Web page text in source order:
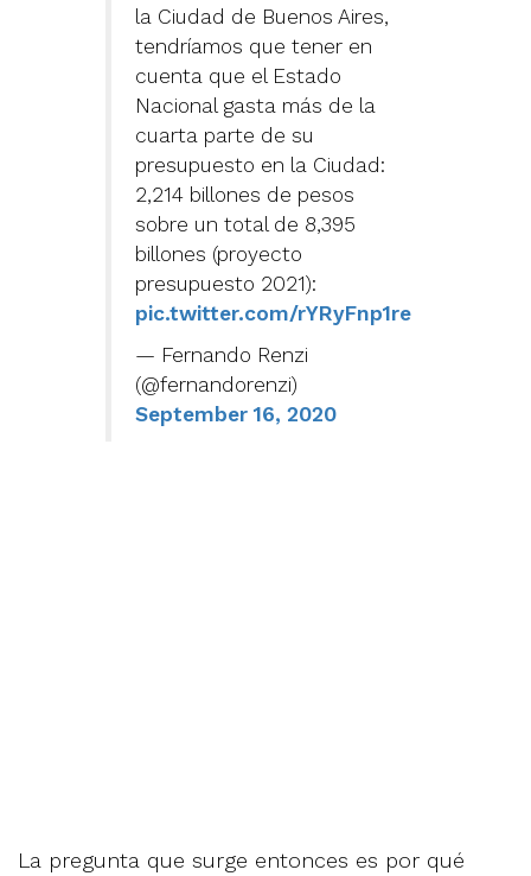
la Ciudad de Buenos Aires,
tendríamos que tener en
cuenta que el Estado
Nacional gasta más de la
cuarta parte de su
presupuesto en la Ciudad:
2,214 billones de pesos
sobre un total de 8,395
billones (proyecto
presupuesto 2021):
pic.twitter.com/rYRyFnp1re
— Fernando Renzi
(@fernandorenzi)
September 16, 2020
La pregunta que surge entonces es por qué